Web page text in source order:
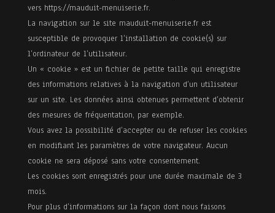
vers https://mauduit-menuiserie.fr.
La navigation sur le site mauduit-menuiserie.fr est
susceptible de provoquer l’installation de cookie(s) sur
l’ordinateur de l’utilisateur.
Un « cookie » est un fichier de petite taille qui enregistre
des informations relatives à la navigation d’un utilisateur
sur un site. Les données ainsi obtenues permettent d’obtenir
des mesures de fréquentation, par exemple.
Vous avez la possibilité d’accepter ou de refuser les cookies
en modifiant les paramètres de votre navigateur. Aucun
cookie ne sera déposé sans votre consentement.
Les cookies sont enregistrés pour une durée maximale de 3
mois.
Pour plus d’informations sur la façon dont nous faisons